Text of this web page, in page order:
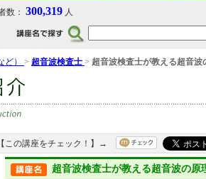
数： 300,319 人
ど） > 超音波検査士 > 超音波検査士が教える超音波
【この講座をチェック！】→
超音波検査士が教える超音波の原